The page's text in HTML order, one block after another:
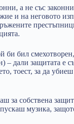
а не със
и на неговото
би бил
– дали защитата е
тоест, за да
за собствена
музика,